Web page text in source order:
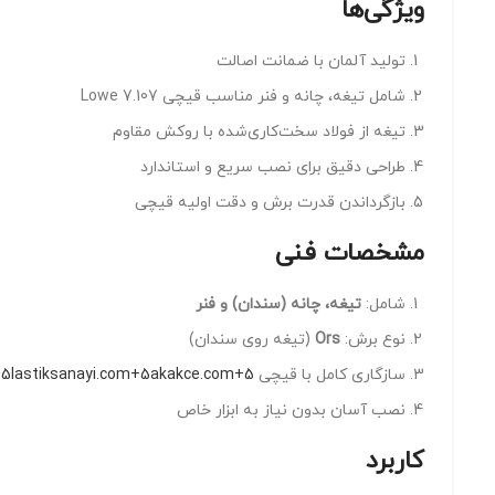
ویژگی‌ها
تولید آلمان با ضمانت اصالت
شامل تیغه، چانه و فنر مناسب قیچی Lowe 7.107
تیغه از فولاد سخت‌کاری‌شده با روکش مقاوم
طراحی دقیق برای نصب سریع و استاندارد
بازگرداندن قدرت برش و دقت اولیه قیچی
مشخصات فنی
شامل: تیغه، چانه (سندان) و فنر
نوع برش: Ors (تیغه روی سندان)
سازگاری کامل با قیچی Lowe 7.107
نصب آسان بدون نیاز به ابزار خاص
کاربرد